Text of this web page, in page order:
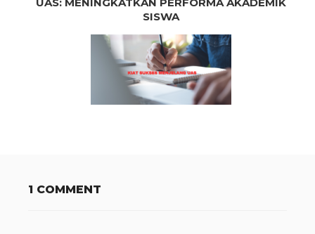
SISWA
1 COMMENT